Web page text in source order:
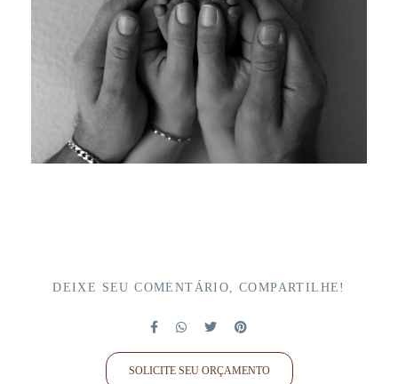
DEIXE SEU COMENTÁRIO, COMPARTILHE!
SOLICITE SEU ORÇAMENTO